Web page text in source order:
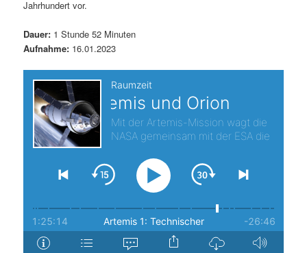
r
i
n
g
s
p
r
i
e
Jahrhundert vor.
Dauer: 1 Stunde 52 Minuten
Aufnahme: 16.01.2023